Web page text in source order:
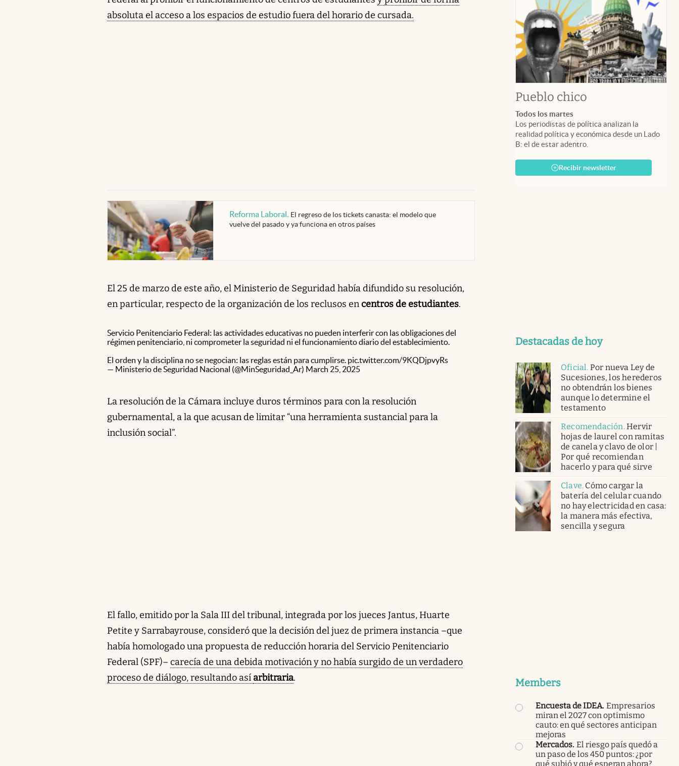
absoluta el acceso a los espacios de estudio fuera del horario de cursada.
Reforma Laboral. El regreso de los tickets canasta: el modelo que
vuelve del pasado y ya funciona en otros países
abre en nueva pestaña
El 25 de marzo de este año, el Ministerio de Seguridad había difundido su resolución,
en particular, respecto de la organización de los reclusos encentros de estudiantes.
Servicio Penitenciario Federal: las actividades educativas no pueden interferir con las obligaciones del
régimen penitenciario, ni comprometer la seguridad ni el funcionamiento diario del establecimiento.
El orden y la disciplina no se negocian: las reglas están para cumplirse. pic.twitter.com/9KQDjpvyRs
— Ministerio de Seguridad Nacional (@MinSeguridad_Ar) March 25, 2025
La resolución de la Cámara incluye duros términos para con la resolución
gubernamental, a la que acusan de limitar “una herramienta sustancial para la
inclusión social”.
El fallo, emitido por la Sala III del tribunal, integrada por los jueces Jantus, Huarte
Petite y Sarrabayrouse, consideró que la decisión del juez de primera instancia –que
había homologado una propuesta de reducción horaria del Servicio Penitenciario
Federal (SPF)– carecía de una debida motivación y no había surgido de un verdadero
proceso de diálogo, resultando así arbitraria.
Pueblo chico
Todos los martes
Los periodistas de política analizan la
realidad política y económica desde un Lado
B: el de estar adentro.
Recibir newsletter
Destacadas de hoy
Oficial. Por nueva Ley de
Sucesiones, los herederos
no obtendrán los bienes
aunque lo determine el
testamento
Recomendación.Hervir
hojas de laurel con ramitas
de canela y clavo de olor |
Por qué recomiendan
hacerlo y para qué sirve
Clave. Cómo cargar la
batería del celular cuando
no hay electricidad en casa:
la manera más efectiva,
sencilla y segura
Members
Encuesta de IDEA. Empresarios
miran el 2027 con optimismo
cauto: en qué sectores anticipan
mejoras
Mercados. El riesgo país quedó a
un paso de los 450 puntos: ¿por
qué subió y qué esperan ahora?